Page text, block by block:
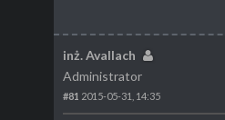
inż. Avallach
Administrator
#81 2015-05-31, 14:35